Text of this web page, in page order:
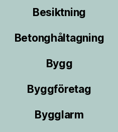
Besiktning
Betonghåltagning
Bygg
Byggföretag
Bygglarm